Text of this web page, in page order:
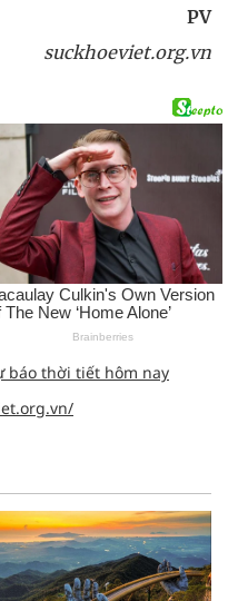
PV
suckhoeviet.org.vn
báo thời tiết hôm nay